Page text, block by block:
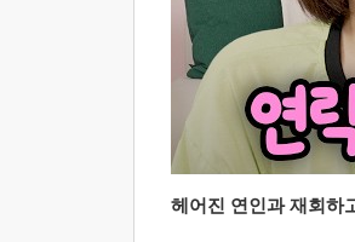
헤어진 연인과 재회하